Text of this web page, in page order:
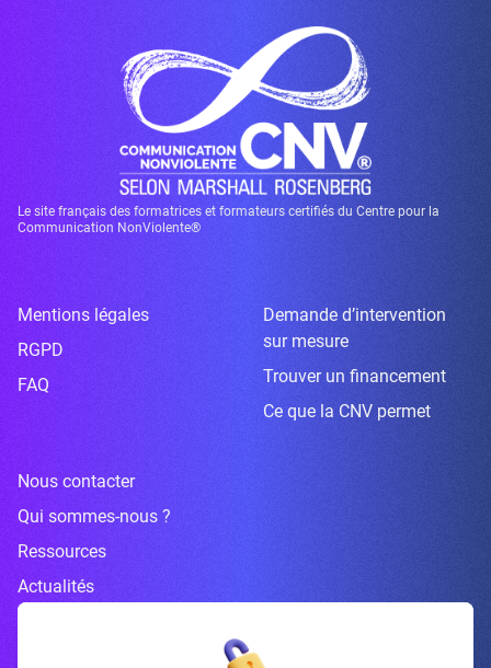
Le site français des formatrices et formateurs certifiés du Centre pour la
Communication NonViolente®
Mentions légales
RGPD
FAQ
Demande d’intervention
sur mesure
Trouver un financement
Ce que la CNV permet
Nous contacter
Qui sommes-nous ?
Ressources
Actualités
Inscrivez-vous à la newsletter